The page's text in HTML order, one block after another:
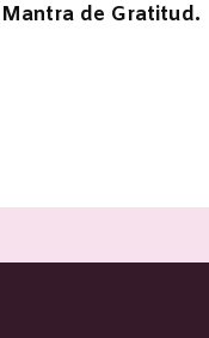
Mantra de Gratitud.